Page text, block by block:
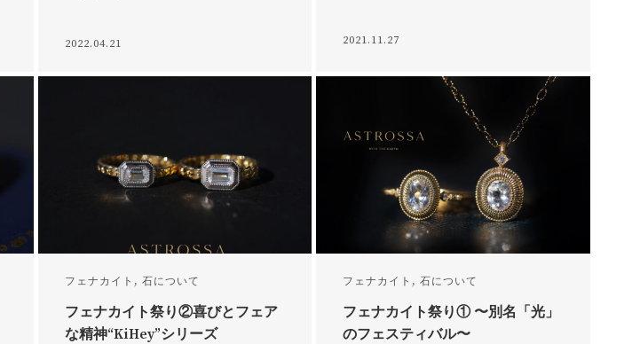
2022.04.21 2021.11.27
フェナカイト , 石について
フェナカイト祭り②喜びとフェア
な精神“KiHey”シリーズ
フェナカイト ,石について
フェナカイト祭り① 〜別名「光」
のフェスティバル〜